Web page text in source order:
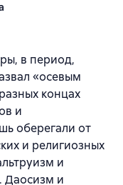
66 оценок
в период,
«осевым
концах
и
оберегали от
и религиозных
и
Даосизм и